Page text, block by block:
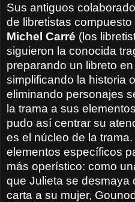
Sus antiguos
de libretistas compuesto
Michel Carré (los
siguieron la conocida
preparando un libreto
simplificando la historia
eliminando personajes
la trama a sus
pudo así centrar su
es el núcleo de la
elementos específicos
más operístico: como
que Julieta se desmaya
carta a su mujer,